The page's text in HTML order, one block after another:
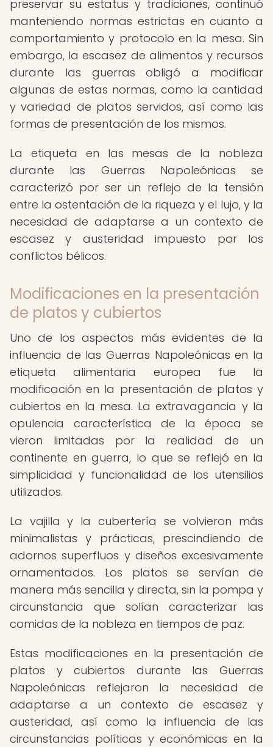
preservar su estatus y tradiciones, continuó
manteniendo normas estrictas en cuanto a
comportamiento y protocolo en la mesa. Sin
embargo, la escasez de alimentos y recursos
durante las guerras obligó a modificar
algunas de estas normas, como la cantidad
y variedad de platos servidos, así como las
formas de presentación de los mismos.
La etiqueta en las mesas de la nobleza
durante las Guerras Napoleónicas se
caracterizó por ser un reflejo de la tensión
entre la ostentación de la riqueza y el lujo, y la
necesidad de adaptarse a un contexto de
escasez y austeridad impuesto por los
conflictos bélicos.
Modificaciones en la presentación
de platos y cubiertos
Uno de los aspectos más evidentes de la
influencia de las Guerras Napoleónicas en la
etiqueta alimentaria europea fue la
modificación en la presentación de platos y
cubiertos en la mesa. La extravagancia y la
opulencia característica de la época se
vieron limitadas por la realidad de un
continente en guerra, lo que se reflejó en la
simplicidad y funcionalidad de los utensilios
utilizados.
La vajilla y la cubertería se volvieron más
minimalistas y prácticas, prescindiendo de
adornos superfluos y diseños excesivamente
ornamentados. Los platos se servían de
manera más sencilla y directa, sin la pompa y
circunstancia que solían caracterizar las
comidas de la nobleza en tiempos de paz.
Estas modificaciones en la presentación de
platos y cubiertos durante las Guerras
Napoleónicas reflejaron la necesidad de
adaptarse a un contexto de escasez y
austeridad, así como la influencia de las
circunstancias políticas y económicas en la